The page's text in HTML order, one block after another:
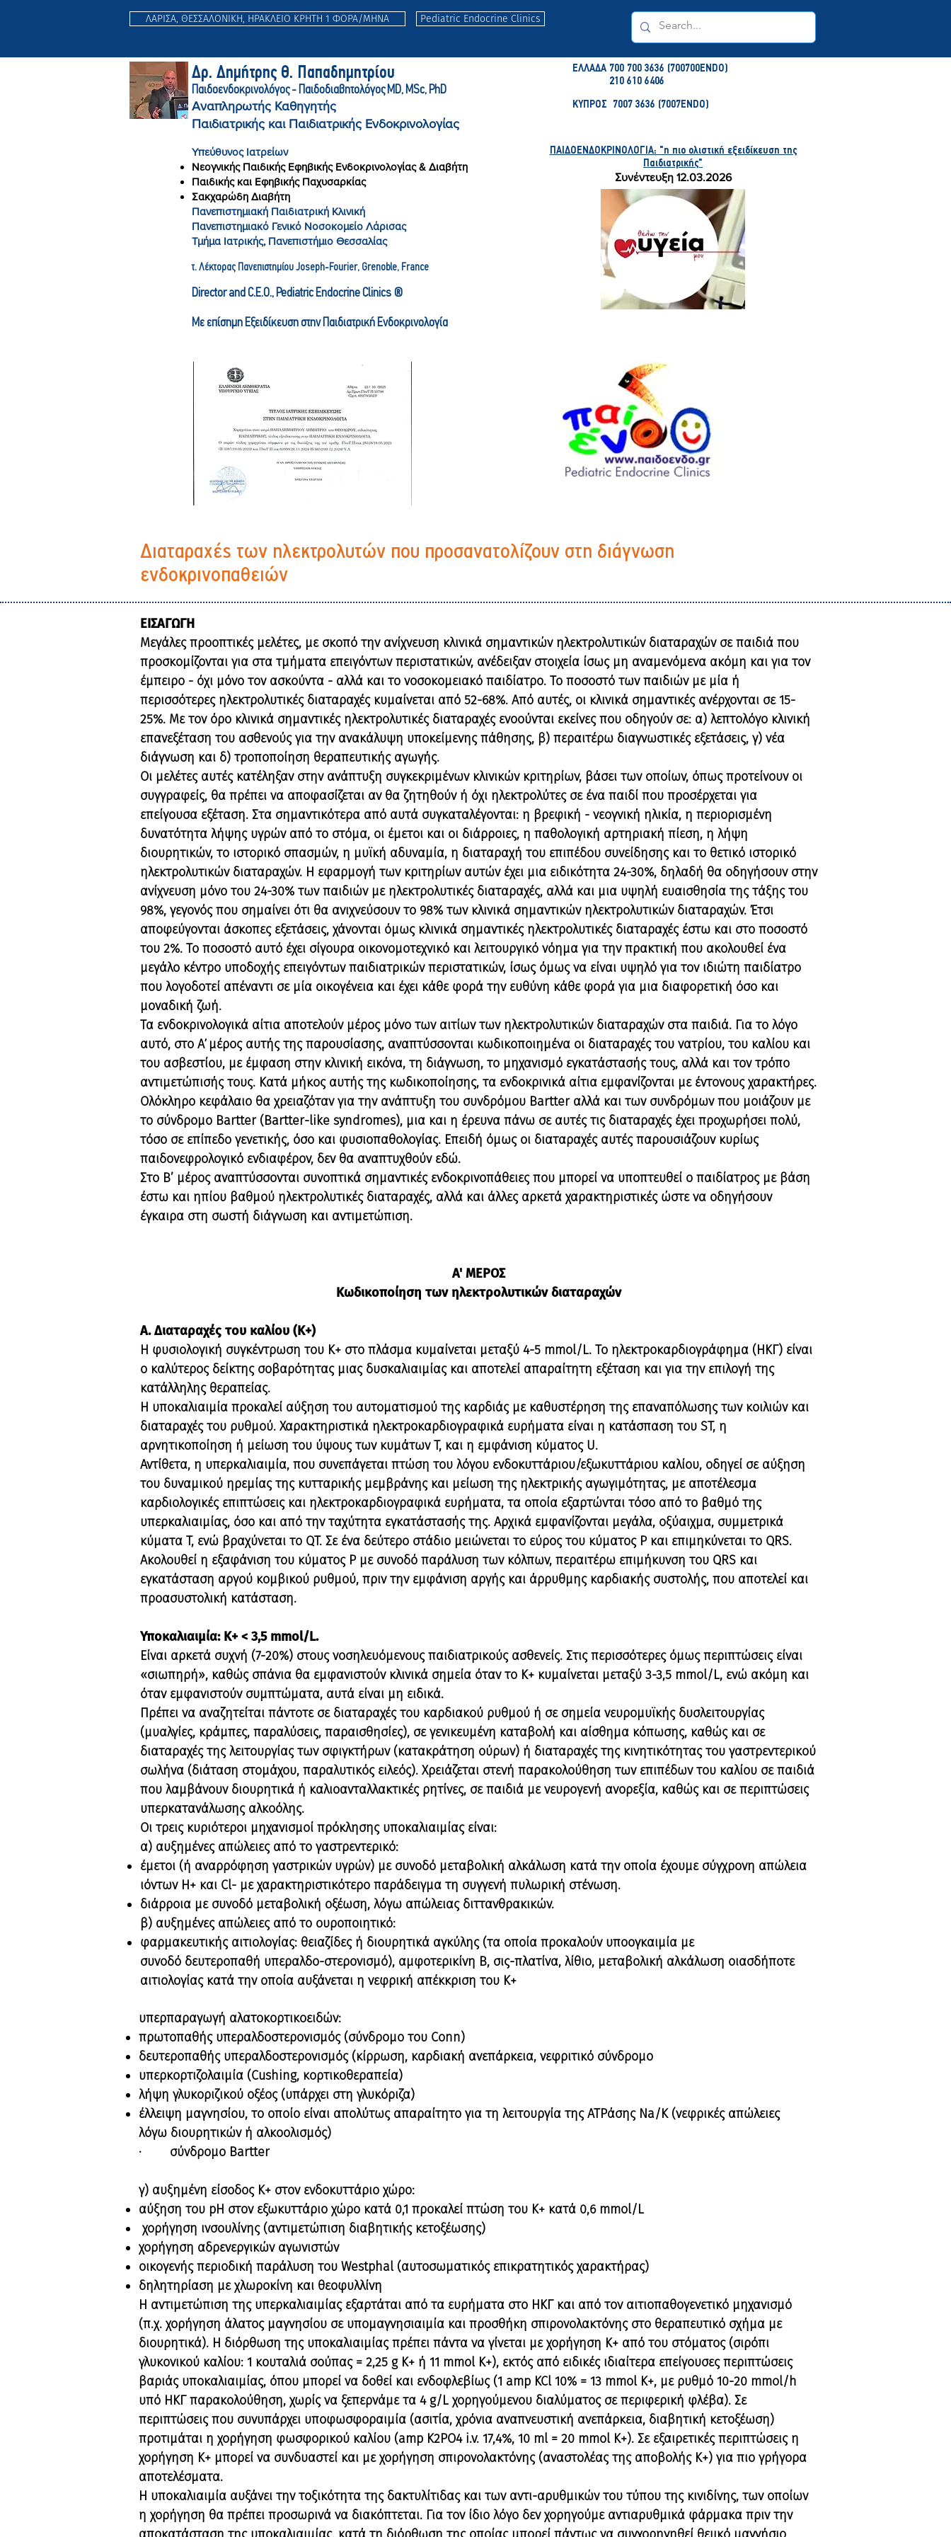
ΛΑΡΙΣΑ, ΘΕΣΣΑΛΟΝΙΚΗ, ΗΡΑΚΛΕΙΟ ΚΡΗΤΗ 1 ΦΟΡΑ/ΜΗΝΑ Pediatric Endocrine Clinics
ΕΛΛΑΔΑ 700 700 3636 (700700ENDO)
Δρ. Δημήτρης Θ. Παπαδημητρίου
Παιδοενδοκρινολόγος - Παιδοδιαβητολόγος MD, MSc, PhD
Αναπληρωτής Καθηγητής
Παιδιατρικής και Παιδιατρικής Ενδοκρινολογίας
Υπεύθυνος Ιατρείων
Νεογνικής Παιδικής Εφηβικής Ενδοκρινολογίας & Διαβήτη
Παιδικής και Εφηβικής Παχυσαρκίας
Σακχαρώδη Διαβήτη
Πανεπιστημιακή Παιδιατρική Κλινική
Πανεπιστημιακό Γενικό Νοσοκομείο Λάρισας
Τμήμα Ιατρικής, Πανεπιστήμιο Θεσσαλίας
τ. Λέκτορας Πανεπιστημίου Joseph-Fourier, Grenoble, France
Director and C.E.O., Pediatric Endocrine Clinics ®
Με επίσημη Εξειδίκευση στην Παιδιατρική Ενδοκρινολογία
210 610 6406
ΚΥΠΡΟΣ 7007 3636 (7007ENDO)
ΠΑΙΔΟΕΝΔΟΚΡΙΝΟΛΟΓΙΑ: "η πιο ολιστική εξειδίκευση της
Παιδιατρικής"
Συνέντευξη 12.03.2026
Διαταραχές των ηλεκτρολυτών που προσανατολίζουν στη διάγνωση
ενδοκρινοπαθειών
ΕΙΣΑΓΩΓΗ
Μεγάλες προοπτικές μελέτες, με σκοπό την ανίχνευση κλινικά σημαντικών ηλεκτρολυτικών διαταραχών σε παιδιά που
προσκομίζονται για στα τμήματα επειγόντων περιστατικών, ανέδειξαν στοιχεία ίσως μη αναμενόμενα ακόμη και για τον
έμπειρο - όχι μόνο τον ασκούντα - αλλά και το νοσοκομειακό παιδίατρο. Το ποσοστό των παιδιών με μία ή
περισσότερες ηλεκτρολυτικές διαταραχές κυμαίνεται από 52-68%. Από αυτές, οι κλινικά σημαντικές ανέρχονται σε 15-
25%. Με τον όρο κλινικά σημαντικές ηλεκτρολυτικές διαταραχές ενοούνται εκείνες που οδηγούν σε: α) λεπτολόγο κλινική
επανεξέταση του ασθενούς για την ανακάλυψη υποκείμενης πάθησης, β) περαιτέρω διαγνωστικές εξετάσεις, γ) νέα
διάγνωση και δ) τροποποίηση θεραπευτικής αγωγής.
Οι μελέτες αυτές κατέληξαν στην ανάπτυξη συγκεκριμένων κλινικών κριτηρίων, βάσει των οποίων, όπως προτείνουν οι
συγγραφείς, θα πρέπει να αποφασίζεται αν θα ζητηθούν ή όχι ηλεκτρολύτες σε ένα παιδί που προσέρχεται για
επείγουσα εξέταση. Στα σημαντικότερα από αυτά συγκαταλέγονται: η βρεφική - νεογνική ηλικία, η περιορισμένη
δυνατότητα λήψης υγρών από το στόμα, οι έμετοι και οι διάρροιες, η παθολογική αρτηριακή πίεση, η λήψη
διουρητικών, το ιστορικό σπασμών, η μυϊκή αδυναμία, η διαταραχή του επιπέδου συνείδησης και το θετικό ιστορικό
ηλεκτρολυτικών διαταραχών. Η εφαρμογή των κριτηρίων αυτών έχει μια ειδικότητα 24-30%, δηλαδή θα οδηγήσουν στην
ανίχνευση μόνο του 24-30% των παιδιών με ηλεκτρολυτικές διαταραχές, αλλά και μια υψηλή ευαισθησία της τάξης του
98%, γεγονός που σημαίνει ότι θα ανιχνεύσουν το 98% των κλινικά σημαντικών ηλεκτρολυτικών διαταραχών. Έτσι
αποφεύγονται άσκοπες εξετάσεις, χάνονται όμως κλινικά σημαντικές ηλεκτρολυτικές διαταραχές έστω και στο ποσοστό
του 2%. Το ποσοστό αυτό έχει σίγουρα οικονομοτεχνικό και λειτουργικό νόημα για την πρακτική που ακολουθεί ένα
μεγάλο κέντρο υποδοχής επειγόντων παιδιατρικών περιστατικών, ίσως όμως να είναι υψηλό για τον ιδιώτη παιδίατρο
που λογοδοτεί απέναντι σε μία οικογένεια και έχει κάθε φορά την ευθύνη κάθε φορά για μια διαφορετική όσο και
μοναδική ζωή.
Τα ενδοκρινολογικά αίτια αποτελούν μέρος μόνο των αιτίων των ηλεκτρολυτικών διαταραχών στα παιδιά. Για το λόγο
αυτό, στο Α΄ μέρος αυτής της παρουσίασης, αναπτύσσονται κωδικοποιημένα οι διαταραχές του νατρίου, του καλίου και
του ασβεστίου, με έμφαση στην κλινική εικόνα, τη διάγνωση, το μηχανισμό εγκατάστασής τους, αλλά και τον τρόπο
αντιμετώπισής τους. Κατά μήκος αυτής της κωδικοποίησης, τα ενδοκρινικά αίτια εμφανίζονται με έντονους χαρακτήρες.
Ολόκληρο κεφάλαιο θα χρειαζόταν για την ανάπτυξη του συνδρόμου Bartter αλλά και των συνδρόμων που μοιάζουν με
το σύνδρομο Bartter (Bartter-like syndromes), μια και η έρευνα πάνω σε αυτές τις διαταραχές έχει προχωρήσει πολύ,
τόσο σε επίπεδο γενετικής, όσο και φυσιοπαθολογίας. Επειδή όμως οι διαταραχές αυτές παρουσιάζουν κυρίως
παιδονεφρολογικό ενδιαφέρον, δεν θα αναπτυχθούν εδώ.
Στο Β’ μέρος αναπτύσσονται συνοπτικά σημαντικές ενδοκρινοπάθειες που μπορεί να υποπτευθεί ο παιδίατρος με βάση
έστω και ηπίου βαθμού ηλεκτρολυτικές διαταραχές, αλλά και άλλες αρκετά χαρακτηριστικές ώστε να οδηγήσουν
έγκαιρα στη σωστή διάγνωση και αντιμετώπιση.
Α' ΜΕΡΟΣ
Κωδικοποίηση των ηλεκτρολυτικών διαταραχών
Α. Διαταραχές του καλίου (Κ+)
Η φυσιολογική συγκέντρωση του Κ+ στο πλάσμα κυμαίνεται μεταξύ 4-5 mmol/L. Το ηλεκτροκαρδιογράφημα (ΗΚΓ) είναι
ο καλύτερος δείκτης σοβαρότητας μιας δυσκαλιαιμίας και αποτελεί απαραίτητη εξέταση και για την επιλογή της
κατάλληλης θεραπείας.
Η υποκαλιαιμία προκαλεί αύξηση του αυτοματισμού της καρδιάς με καθυστέρηση της επαναπόλωσης των κοιλιών και
διαταραχές του ρυθμού. Χαρακτηριστικά ηλεκτροκαρδιογραφικά ευρήματα είναι η κατάσπαση του ST, η
αρνητικοποίηση ή μείωση του ύψους των κυμάτων Τ, και η εμφάνιση κύματος U.
Αντίθετα, η υπερκαλιαιμία, που συνεπάγεται πτώση του λόγου ενδοκυττάριου/εξωκυττάριου καλίου, οδηγεί σε αύξηση
του δυναμικού ηρεμίας της κυτταρικής μεμβράνης και μείωση της ηλεκτρικής αγωγιμότητας, με αποτέλεσμα
καρδιολογικές επιπτώσεις και ηλεκτροκαρδιογραφικά ευρήματα, τα οποία εξαρτώνται τόσο από το βαθμό της
υπερκαλιαιμίας, όσο και από την ταχύτητα εγκατάστασής της. Αρχικά εμφανίζονται μεγάλα, οξύαιχμα, συμμετρικά
κύματα Τ, ενώ βραχύνεται το QT. Σε ένα δεύτερο στάδιο μειώνεται το εύρος του κύματος P και επιμηκύνεται το QRS.
Ακολουθεί η εξαφάνιση του κύματος Ρ με συνοδό παράλυση των κόλπων, περαιτέρω επιμήκυνση του QRS και
εγκατάσταση αργού κομβικού ρυθμού, πριν την εμφάνιση αργής και άρρυθμης καρδιακής συστολής, που αποτελεί και
προασυστολική κατάσταση.
Υποκαλιαιμία: Κ+ < 3,5 mmol/L.
Είναι αρκετά συχνή (7-20%) στους νοσηλευόμενους παιδιατρικούς ασθενείς. Στις περισσότερες όμως περιπτώσεις είναι
«σιωπηρή», καθώς σπάνια θα εμφανιστούν κλινικά σημεία όταν το Κ+ κυμαίνεται μεταξύ 3-3,5 mmol/L, ενώ ακόμη και
όταν εμφανιστούν συμπτώματα, αυτά είναι μη ειδικά.
Πρέπει να αναζητείται πάντοτε σε διαταραχές του καρδιακού ρυθμού ή σε σημεία νευρομυϊκής δυσλειτουργίας
(μυαλγίες, κράμπες, παραλύσεις, παραισθησίες), σε γενικευμένη καταβολή και αίσθημα κόπωσης, καθώς και σε
διαταραχές της λειτουργίας των σφιγκτήρων (κατακράτηση ούρων) ή διαταραχές της κινητικότητας του γαστρεντερικού
σωλήνα (διάταση στομάχου, παραλυτικός ειλεός). Χρειάζεται στενή παρακολούθηση των επιπέδων του καλίου σε παιδιά
που λαμβάνουν διουρητικά ή καλιοανταλλακτικές ρητίνες, σε παιδιά με νευρογενή ανορεξία, καθώς και σε περιπτώσεις
υπερκατανάλωσης αλκοόλης.
Οι τρεις κυριότεροι μηχανισμοί πρόκλησης υποκαλιαιμίας είναι:
α) αυξημένες απώλειες από το γαστρεντερικό:
έμετοι (ή αναρρόφηση γαστρικών υγρών) με συνοδό μεταβολική αλκάλωση κατά την οποία έχουμε σύγχρονη απώλεια
ιόντων Η+ και Cl- με χαρακτηριστικότερο παράδειγμα τη συγγενή πυλωρική στένωση.
διάρροια με συνοδό μεταβολική οξέωση, λόγω απώλειας διττανθρακικών.
β) αυξημένες απώλειες από το ουροποιητικό:
φαρμακευτικής αιτιολογίας: θειαζίδες ή διουρητικά αγκύλης (τα οποία προκαλούν υποογκαιμία με
συνοδό δευτεροπαθή υπεραλδο-στερονισμό), αμφοτερικίνη Β, σις-πλατίνα, λίθιο, μεταβολική αλκάλωση οιασδήποτε
αιτιολογίας κατά την οποία αυξάνεται η νεφρική απέκκριση του Κ+
υπερπαραγωγή αλατοκορτικοειδών:
πρωτοπαθής υπεραλδοστερονισμός (σύνδρομο του Conn)
δευτεροπαθής υπεραλδοστερονισμός (κίρρωση, καρδιακή ανεπάρκεια, νεφριτικό σύνδρομο
υπερκορτιζολαιμία (Cushing, κορτικοθεραπεία)
λήψη γλυκοριζικού οξέος (υπάρχει στη γλυκόριζα)
έλλειψη μαγνησίου, το οποίο είναι απολύτως απαραίτητο για τη λειτουργία της ATPάσης Na/K (νεφρικές απώλειες
λόγω διουρητικών ή αλκοολισμός)
· σύνδρομο Bartter
γ) αυξημένη είσοδος Κ+ στον ενδοκυττάριο χώρο:
αύξηση του pH στον εξωκυττάριο χώρο κατά 0,1 προκαλεί πτώση του Κ+ κατά 0,6 mmol/L
χορήγηση ινσουλίνης (αντιμετώπιση διαβητικής κετοξέωσης)
χορήγηση αδρενεργικών αγωνιστών
οικογενής περιοδική παράλυση του Westphal (αυτοσωματικός επικρατητικός χαρακτήρας)
δηλητηρίαση με χλωροκίνη και θεοφυλλίνη
Η αντιμετώπιση της υπερκαλιαιμίας εξαρτάται από τα ευρήματα στο ΗΚΓ και από τον αιτιοπαθογενετικό μηχανισμό
(π.χ. χορήγηση άλατος μαγνησίου σε υπομαγνησιαιμία και προσθήκη σπιρονολακτόνης στο θεραπευτικό σχήμα με
διουρητικά). Η διόρθωση της υποκαλιαιμίας πρέπει πάντα να γίνεται με χορήγηση Κ+ από του στόματος (σιρόπι
γλυκονικού καλίου: 1 κουταλιά σούπας = 2,25 g K+ ή 11 mmol K+), εκτός από ειδικές ιδιαίτερα επείγουσες περιπτώσεις
βαριάς υποκαλιαιμίας, όπου μπορεί να δοθεί και ενδοφλεβίως (1 amp KCl 10% = 13 mmol K+, με ρυθμό 10-20 mmol/h
υπό ΗΚΓ παρακολούθηση, χωρίς να ξεπερνάμε τα 4 g/L χορηγούμενου διαλύματος σε περιφερική φλέβα). Σε
περιπτώσεις που συνυπάρχει υποφωσφοραιμία (ασιτία, χρόνια αναπνευστική ανεπάρκεια, διαβητική κετοξέωση)
προτιμάται η χορήγηση φωσφορικού καλίου (amp Κ2PO4 i.v. 17,4%, 10 ml = 20 mmol K+). Σε εξαιρετικές περιπτώσεις η
χορήγηση Κ+ μπορεί να συνδυαστεί και με χορήγηση σπιρονολακτόνης (αναστολέας της αποβολής Κ+) για πιο γρήγορα
αποτελέσματα.
Η υποκαλιαιμία αυξάνει την τοξικότητα της δακτυλίτιδας και των αντι-αρυθμικών του τύπου της κινιδίνης, των οποίων
η χορήγηση θα πρέπει προσωρινά να διακόπτεται. Για τον ίδιο λόγο δεν χορηγούμε αντιαρυθμικά φάρμακα πριν την